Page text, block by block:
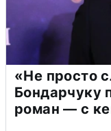
«Не просто
Бондарчуку
роман — с